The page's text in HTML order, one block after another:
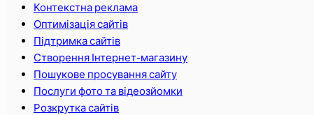
Контекстна реклама
Оптимізація сайтів
Підтримка сайтів
Створення Інтернет-магазину
Пошукове просування сайту
Послуги фото та відеозйомки
Розкрутка сайтів